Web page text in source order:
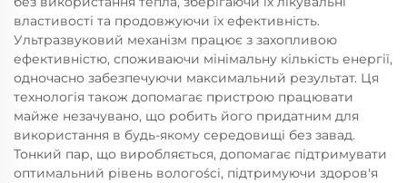
властивості та продовжуючи їх ефективність.
Ультразвуковий механізм працює з захопливою
ефективністю, споживаючи мінімальну кількість енергії,
одночасно забезпечуючи максимальний результат. Ця
технологія також допомагає пристрою працювати
майже незачувано, що робить його придатним для
використання в будь-якому середовищі без завад.
Тонкий пар, що виробляється, допомагає підтримувати
оптимальний рівень вологоści, підтримуючи здоров'я